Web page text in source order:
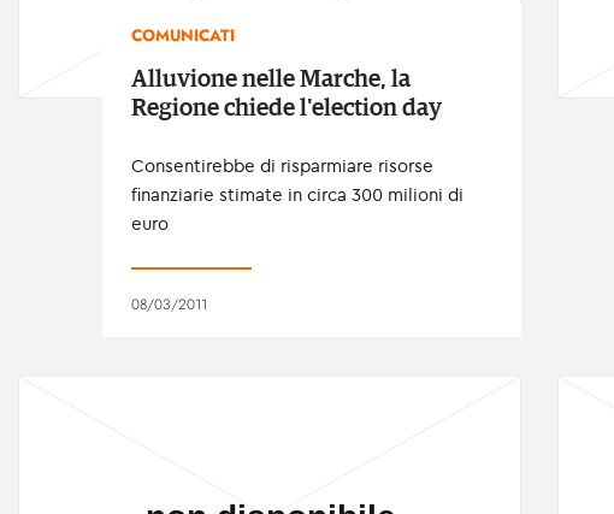
COMUNICATI
Alluvione nelle Marche, la
Regione chiede l'election day
Consentirebbe di risparmiare risorse
finanziarie stimate in circa 300 milioni di
euro
08/03/2011